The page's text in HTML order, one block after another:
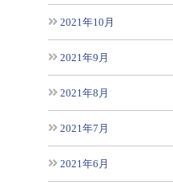
2021年10月
2021年9月
2021年8月
2021年7月
2021年6月